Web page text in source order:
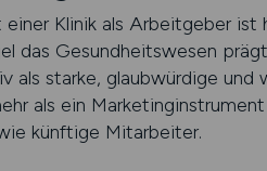
Klinik als Arbeitgeber
das Gesundheitswesen
als starke, glaubwürdige
als ein
künftige Mitarbeiter.